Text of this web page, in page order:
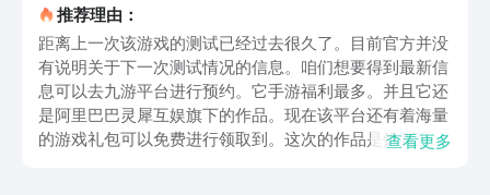
推荐理由：
距离上一次该游戏的测试已经过去很久了。目前官方并没
有说明关于下一次测试情况的信息。咱们想要得到最新信
息可以去九游平台进行预约。它手游福利最多。并且它还
是阿里巴巴灵犀互娱旗下的作品。现在该平台还有着海量
的游戏礼包可以免费进行领取到。这次的作品是饥荒系列
查看更多